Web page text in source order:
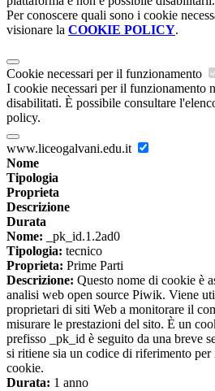
Per conoscere quali sono i cookie
visionare la COOKIE POLICY.
Cookie necessari per il funzionamento
I cookie necessari per il funzionamento
disabilitati. È possibile consultare
policy.
www.liceogalvani.edu.it
Nome
Tipologia
Proprieta
Descrizione
Durata
Nome: _pk_id.1.2ad0
Tipologia: tecnico
Proprieta: Prime Parti
Descrizione: Questo nome di cookie è
analisi web open source Piwik. Viene
proprietari di siti Web a monitorare il
misurare le prestazioni del sito. È un
prefisso _pk_id è seguito da una breve
si ritiene sia un codice di riferimento
cookie.
Durata: 1 anno